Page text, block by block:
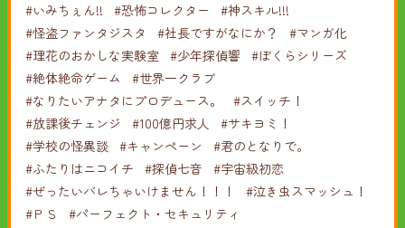
#いみちぇん!!
#恐怖コレクター
#神スキル!!!
#怪盗ファンタジスタ
#社長ですがなにか？
#マンガ化
#理花のおかしな実験室 #少年探偵響
#ぼくらシリーズ
#絶体絶命ゲーム
#世界一クラブ
#なりたいアナタにプロデュース。
#スイッチ！
#放課後チェンジ
#100億円求人
#サキヨミ！
#学校の怪異談 #キャンペーン
#君のとなりで。
#ふたりはニコイチ
#探偵七音
#宇宙級初恋
#ぜったいバレちゃいけません！！！
#泣き虫スマッシュ！
#ＰＳ
#パーフェクト・セキュリティ